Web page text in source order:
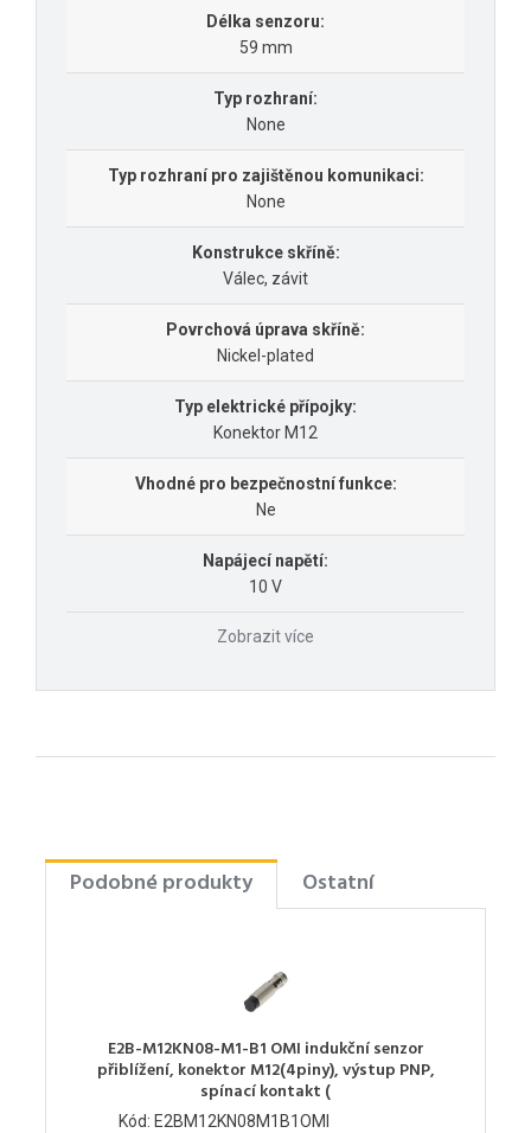
Délka senzoru:
59 mm
Typ rozhraní:
None
Typ rozhraní pro zajištěnou komunikaci:
None
Konstrukce skříně:
Válec, závit
Povrchová úprava skříně:
Nickel-plated
Typ elektrické přípojky:
Konektor M12
Vhodné pro bezpečnostní funkce:
Ne
Napájecí napětí:
10 V
Zobrazit více
Podobné produkty Ostatní
E2B-M12KN08-M1-B1 OMI indukční senzor
přiblížení, konektor M12(4piny), výstup PNP,
spínací kontakt (
Kód: E2BM12KN08M1B1OMI